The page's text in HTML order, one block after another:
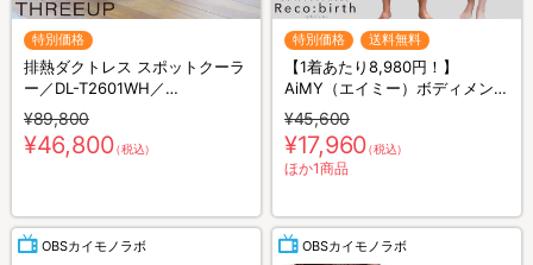
特別価格
排熱ダクトレス スポットクーラ
ー／DL-T2601WH／
THREEUP(スリーアップ)／取付
工事不要／除湿
¥89,800
¥46,800（税込）
特別価格 送料無料
【1着あたり8,980円！】
AiMY（エイミー）ボディメンテ
ナンスウェア リカバース／半袖
半ズボン／2着セット／上下セ
ット／リカバリーウェア
¥45,600
¥17,960（税込）
ほか1商品
OBSカイモノラボ OBSカイモノラボ